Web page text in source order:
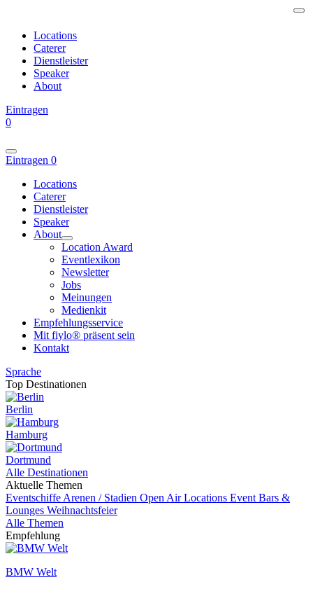
Locations
Caterer
Dienstleister
Speaker
About
Eintragen
0
Eintragen 0
Locations
Caterer
Dienstleister
Speaker
About
Location Award
Eventlexikon
Newsletter
Jobs
Meinungen
Medienkit
Empfehlungsservice
Mit fiylo® präsent sein
Kontakt
Sprache
Top Destinationen
Berlin
Hamburg
Dortmund
Alle Destinationen
Aktuelle Themen
Eventschiffe Arenen / Stadien Open Air Locations Event Bars &
Lounges Weihnachtsfeier
Alle Themen
Empfehlung
BMW Welt